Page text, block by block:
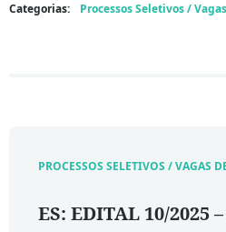
Categorias: Processos Seletivos /
PROCESSOS SELETIVOS / VAGAS
ES: EDITAL 10/2025